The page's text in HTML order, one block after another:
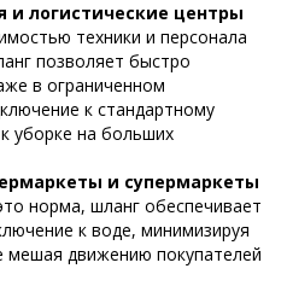
логистические центры
техники и персонала
позволяет быстро
в ограниченном
к стандартному
уборке на больших
и супермаркеты
норма, шланг обеспечивает
к воде, минимизируя
мешая движению покупателей